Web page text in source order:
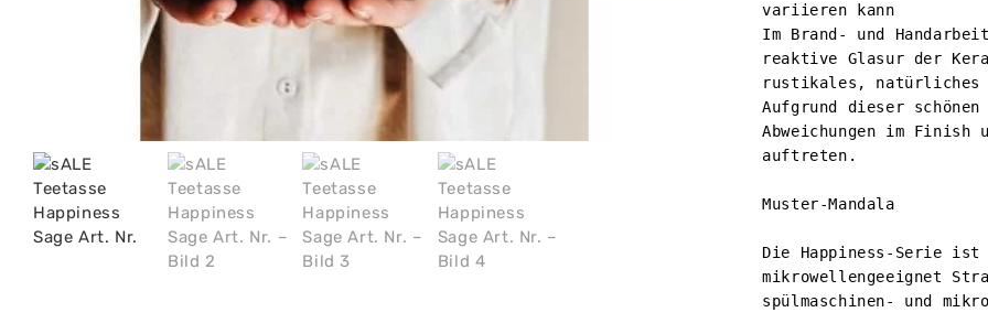
variieren kann
Im Brand- und
reaktive Glasur der
rustikales, natürliches
Aufgrund dieser
Abweichungen im Finish
auftreten.
Muster-Mandala
Die Happiness-Serie ist
mikrowellengeeignet
spülmaschinen- und